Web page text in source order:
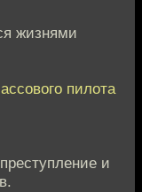
жизнями
пилота
и